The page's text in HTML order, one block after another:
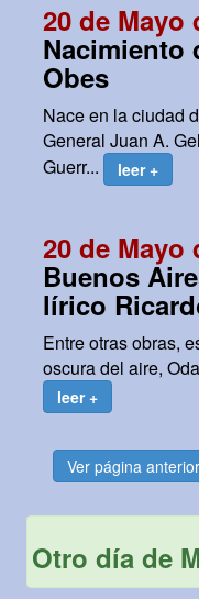
20 de Mayo
Nacimiento
Obes
Nace en la ciudad
General Juan A.
Guerr...
leer +
20 de Mayo
Buenos
lírico
Entre otras obras,
oscura del aire,
leer +
Ver página anterior
Otro día de